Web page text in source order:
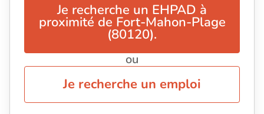
Je recherche un EHPAD à
proximité de Fort-Mahon-Plage
(80120).
ou
Je recherche un emploi